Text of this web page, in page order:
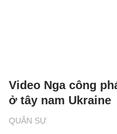
QUÂN SỰ
Video Nga công
ở tây nam Ukraine